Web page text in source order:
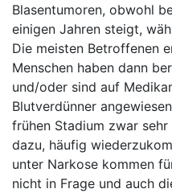
Blasentumoren, obwohl
einigen Jahren steigt,
Die meisten Betroffenen
Menschen haben dann
und/oder sind auf
Blutverdünner
frühen Stadium zwar
dazu, häufig
unter Narkose kommen
nicht in Frage und auch